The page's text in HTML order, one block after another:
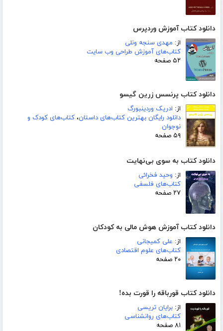
دانلود کتاب آموزش وردپرس
از: مهدی سنجه ونلی
کتاب‌های آموزش طراحی وب سایت
۵۲ صفحه
دانلود کتاب پرنسس زرین گیسو
از: ادریک وردینبورگ
دانلود رایگان بهترین کتاب‌های داستان، کتاب‌های کودک و
نوجوان
۵۹ صفحه
دانلود کتاب به سوی بی‌نهایت
از: وحید فخرائی
کتاب‌های فلسفی
۲۷ صفحه
دانلود کتاب آموزش هوش مالی به کودکان
از: علی کمیجانی
کتاب‌های علوم اقتصادی
۲۰ صفحه
دانلود کتاب قورباقه را قورت بده!
از: برایان تریسی
کتاب‌های روانشناسی
۸۱ صفحه